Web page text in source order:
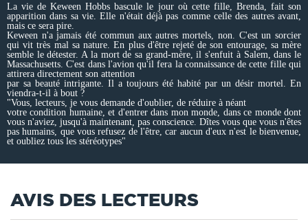
La vie de Keween Hobbs bascule le jour où cette fille, Brenda, fait son
apparition dans sa vie. Elle n'était déjà pas comme celle des autres avant,
mais ce sera pire.
Keween n'a jamais été commun aux autres mortels, non. C'est un sorcier
qui vit très mal sa nature. En plus d'être rejeté de son entourage, sa mère
semble le détester. A la mort de sa grand-mère, il s'enfuit à Salem, dans le
Massachusetts. C'est dans l'avion qu'il fera la connaissance de cette fille qui
attirera directement son attention
par sa beauté intrigante. Il a toujours été habité par un désir mortel. En
viendra-t-il à bout ?
"Vous, lecteurs, je vous demande d'oublier, de réduire à néant
votre condition humaine, et d'entrer dans mon monde, dans ce monde dont
vous n'aviez, jusqu'à maintenant, pas conscience. Dîtes vous que vous n'êtes
pas humains, que vous refusez de l'être, car aucun d'eux n'est le bienvenue,
et oubliez tous les stéréotypes"
AVIS DES LECTEURS